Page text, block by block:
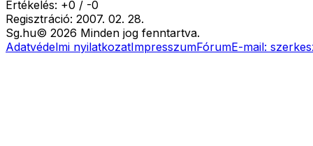
Értékelés: +0 / -0
Regisztráció: 2007. 02. 28.
Sg.hu© 2026 Minden jog fenntartva.
Adatvédelmi nyilatkozatImpresszumFórumE-mail: